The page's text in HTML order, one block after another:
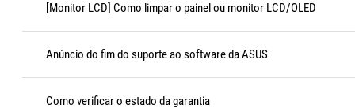
[Monitor LCD] Como limpar o painel ou monitor LCD/OLED
Anúncio do fim do suporte ao software da ASUS
Como verificar o estado da garantia